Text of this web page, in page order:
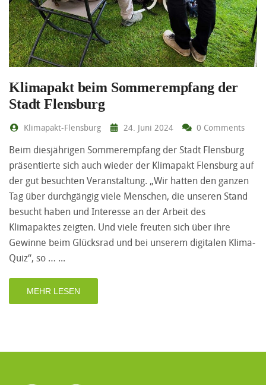
Klimapakt beim Sommerempfang der
Stadt Flensburg
Klimapakt-Flensburg 24. Juni 2024 0 Comments
Beim diesjährigen Sommerempfang der Stadt Flensburg
präsentierte sich auch wieder der Klimapakt Flensburg auf
der gut besuchten Veranstaltung. „Wir hatten den ganzen
Tag über durchgängig viele Menschen, die unseren Stand
besucht haben und Interesse an der Arbeit des
Klimapaktes zeigten. Und viele freuten sich über ihre
Gewinne beim Glücksrad und bei unserem digitalen Klima-
Quiz“, so …
MEHR LESEN